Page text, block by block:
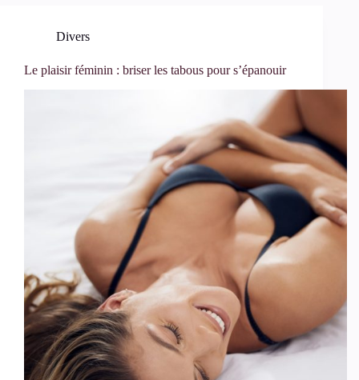
Divers
Le plaisir féminin : briser les tabous pour s’épanouir